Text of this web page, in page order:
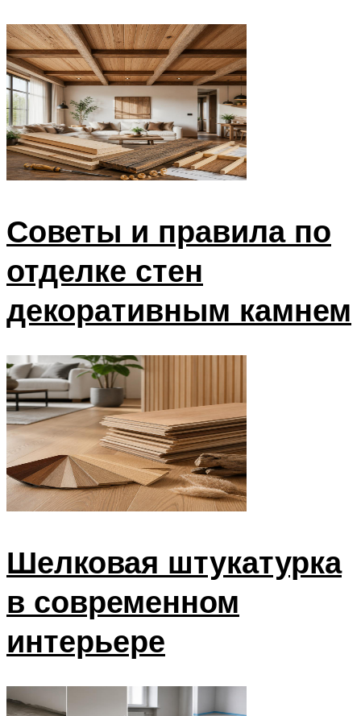
Советы и правила по
отделке стен
декоративным камнем
Шелковая штукатурка
в современном
интерьере